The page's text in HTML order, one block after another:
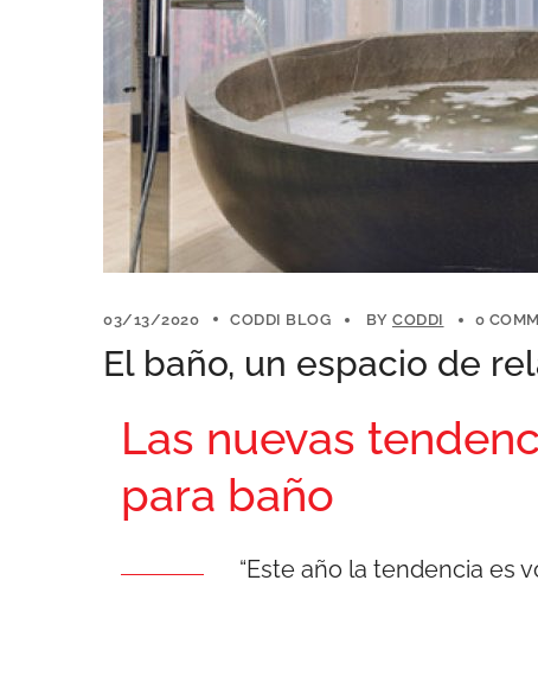
03/13/2020 CODDI BLOG BY CODDI 0
El baño, un espacio de
Las nuevas
para baño
“Este año la tendencia es